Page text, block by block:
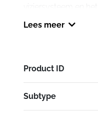
VAS-V-systeem
maximaliseren, wat
oppervlak is om
verwijdering van het
piek. Het vizier zelf
Lees meer
Product ID
Subtype